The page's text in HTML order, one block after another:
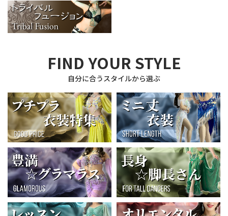
FIND YOUR STYLE
自分に合うスタイルから選ぶ